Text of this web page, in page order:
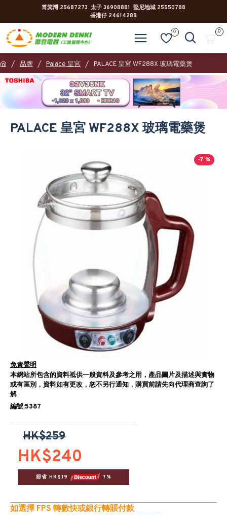
筲箕灣 25687273 太子 36908881 堅尼地城 25550788
香港仔 24614288
0 0
品牌 Palace 皇宮 PALACE 皇宮 WF288X 玻璃電藥煲
PALACE 皇宮 WF288X 玻璃電藥煲
-7 %
免責聲明
本網站所包含的資料祗供一般資料及參考之用，產品圖片及描述與實物
或有區別，資料如有更改，恕不另行通知，購買前請先向代理商查詢了
解
編號:5387
HK$240
HK$259
節省 HK$19 7%
如選擇 FPS 轉數快或銀行轉賬付款